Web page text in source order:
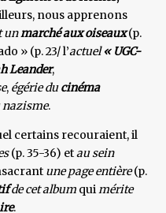
nous apprenons
unmarché aux oiseaux(p.
» (p. 23/ l’actuel« UGC-
Leander,
, égérie ducinéma
nazisme.
certains recouraient, il
(p. 35-36) etau sein
une page entière(p.
de cet album quimérite
.